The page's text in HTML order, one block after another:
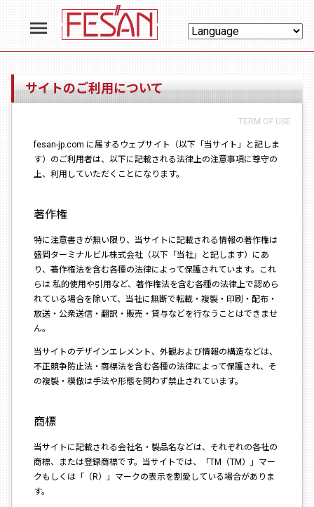
menu
サイトのご利用について
TERM OF USE
fesan-jp.com に属するウェブサイト（以下「当サイト」と記しま
す）のご利用者は、以下に記載される法律上の注意事項に尊守の
上、利用していただくことになります。
著作権
特に注意書きが無い限り、当サイトに記載される情報の著作権は
盛岡ターミナルビル株式会社（以下「当社」と記します）にあ
り、著作権法を含む各種の法律によって保護されています。これ
らは 私的使用や引用など、著作権法を含む各種の法律上で認めら
れている場合を除いて、当社に無断で転載・複製・印刷・配布・
放送・公衆送信・翻訳・販売・貸与などを行なうことはできませ
ん。
当サイトのデザインエレメント、外観および情報の構造などは、
不正競争防止法・商標法を含む各種の法律によって保護され、そ
の複製・模倣は手法や形態を問わず禁止されています。
商標
当サイトに記載される会社名・製品名などは、それぞれの各社の
商標、または登録商標です。当サイトでは、「TM（TM）」マー
クもしくは「（R）」マークの表示を割愛している場合がありま
す。